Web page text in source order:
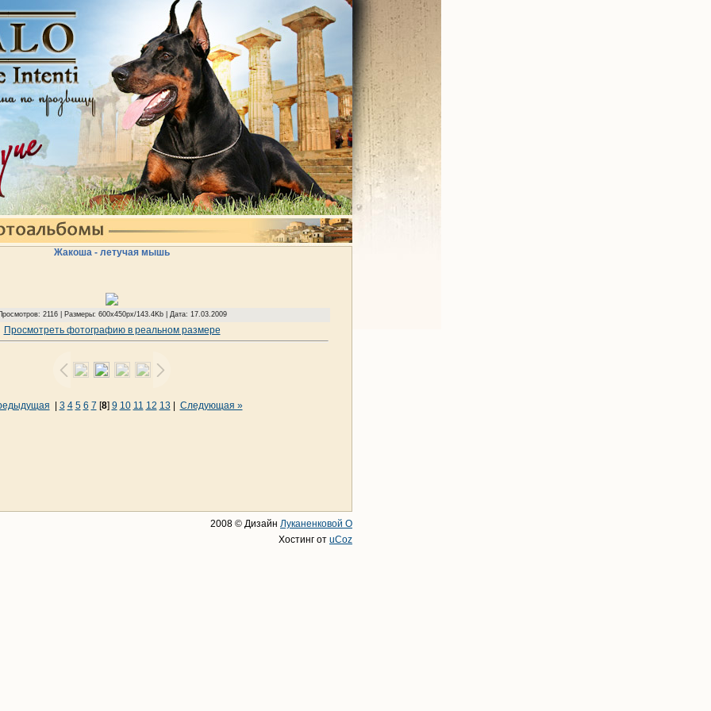
Жакоша - летучая мышь
2116 | Размеры: 600x450px/143.4Kb | Дата: 17.03.2009
Просмотреть фотографию в реальном размере
3 4 5 6 7 [8] 9 10 11 12 13| Следующая »
2008 © Дизайн Луканенковой О
Хостинг от uCoz